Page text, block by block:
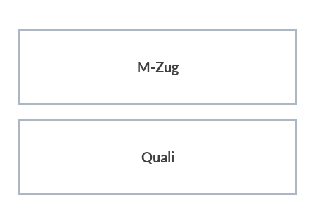
M-Zug
Quali